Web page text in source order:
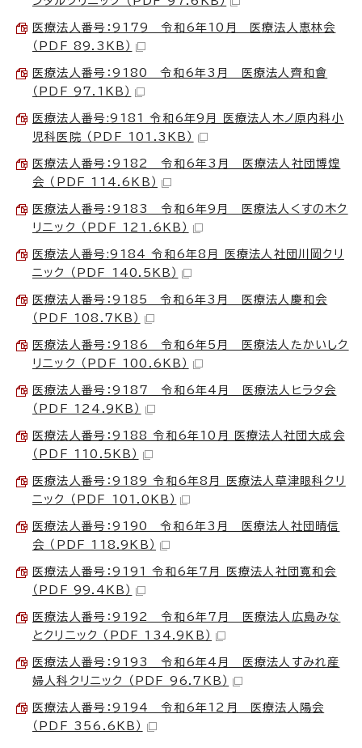
医療法人番号：9179 令和6年10月 医療法人恵林会
（PDF 89.3KB）
医療法人番号：9180 令和6年3月 医療法人齊和會
（PDF 97.1KB）
医療法人番号:9181 令和6年9月 医療法人木ノ原内科小
児科医院 （PDF 101.3KB）
医療法人番号：9182 令和6年3月 医療法人社団博煌
会 （PDF 114.6KB）
医療法人番号：9183 令和6年9月 医療法人くすの木ク
リニック （PDF 121.6KB）
医療法人番号:9184 令和6年8月 医療法人社団川岡クリ
ニック （PDF 140.5KB）
医療法人番号：9185 令和6年3月 医療法人慶和会
（PDF 108.7KB）
医療法人番号：9186 令和6年5月 医療法人たかいしク
リニック （PDF 100.6KB）
医療法人番号：9187 令和6年4月 医療法人ヒラタ会
（PDF 124.9KB）
医療法人番号：9188 令和6年10月 医療法人社団大成会
（PDF 110.5KB）
医療法人番号：9189 令和6年8月 医療法人草津眼科クリ
ニック （PDF 101.0KB）
医療法人番号：9190 令和6年3月 医療法人社団晴信
会 （PDF 118.9KB）
医療法人番号：9191 令和6年7月 医療法人社団寛和会
（PDF 99.4KB）
医療法人番号：9192 令和6年7月 医療法人広島みな
とクリニック （PDF 134.9KB）
医療法人番号：9193 令和6年4月 医療法人すみれ産
婦人科クリニック （PDF 96.7KB）
医療法人番号：9194 令和6年12月 医療法人陽会
（PDF 356.6KB）